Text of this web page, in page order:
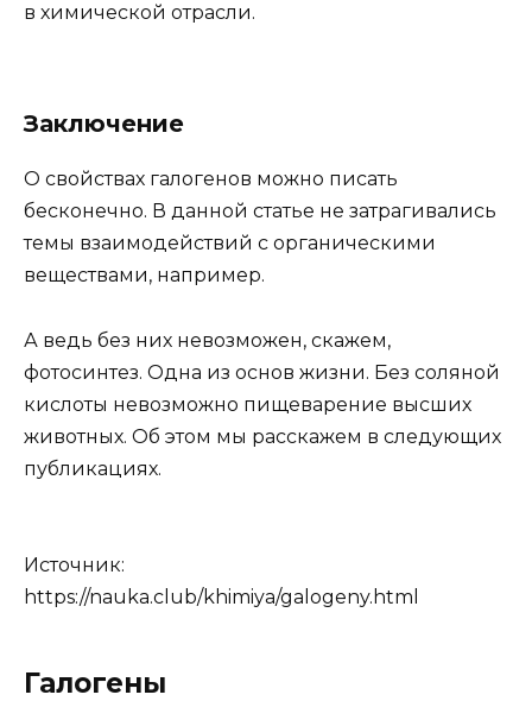
в химической отрасли.
Заключение
О свойствах галогенов можно писать
бесконечно. В данной статье не затрагивались
темы взаимодействий с органическими
веществами, например.
А ведь без них невозможен, скажем,
фотосинтез. Одна из основ жизни. Без соляной
кислоты невозможно пищеварение высших
животных. Об этом мы расскажем в следующих
публикациях.
Источник:
https://nauka.club/khimiya/galogeny.html
Галогены